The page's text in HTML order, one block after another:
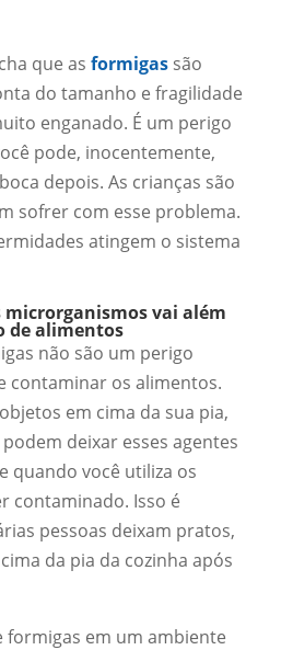
que as formigassão
do tamanho e fragilidade
enganado. É um perigo
pode, inocentemente,
depois. As crianças são
sofrer com esse problema.
atingem o sistema
microrganismos vai além
de alimentos
não são um perigo
contaminar os alimentos.
em cima da sua pia,
deixar esses agentes
quando você utiliza os
contaminado. Isso é
pessoas deixam pratos,
da pia da cozinha após
formigas em um ambiente